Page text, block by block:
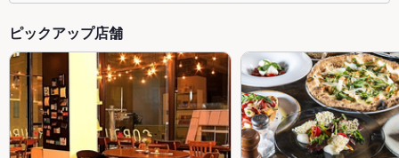
ピックアップ店舗